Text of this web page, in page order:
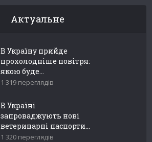
Актуальне
В Україну прийде
прохолодніше повітря:
якою буде...
1 319 переглядів
В Україні
запроваджують нові
ветеринарні паспорти...
1 320 переглядів